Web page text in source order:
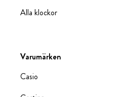
Alla klockor
Varumärken
Casio